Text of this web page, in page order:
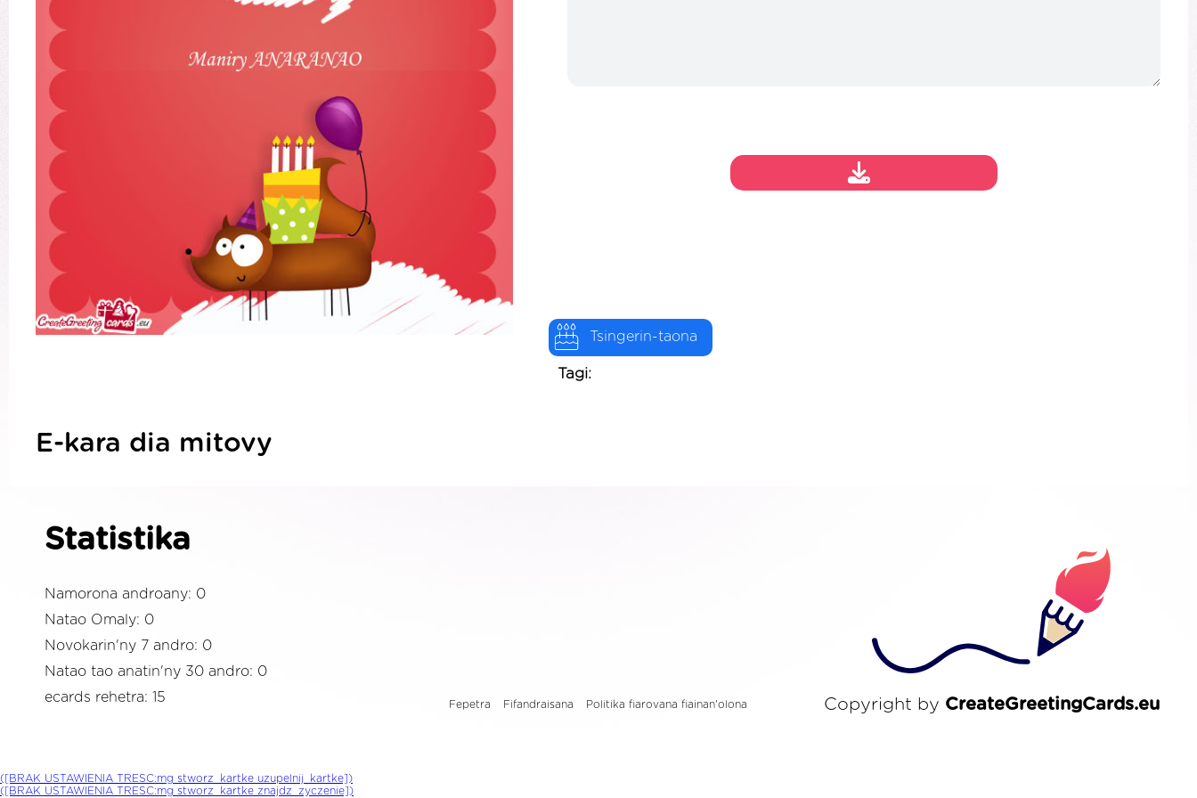
Tsingerin-taona
Tagi:
E-kara dia mitovy
Statistika
Namorona androany: 0
Natao Omaly: 0
Novokarin'ny 7 andro: 0
Natao tao anatin'ny 30 andro: 0
ecards rehetra: 15
Fepetra Fifandraisana Politika fiarovana fiainan'olona Copyright by CreateGreetingCards.eu
([BRAK USTAWIENIA TRESC:mg stworz_kartke uzupelnij_kartke])
([BRAK USTAWIENIA TRESC:mg stworz_kartke znajdz_zyczenie])